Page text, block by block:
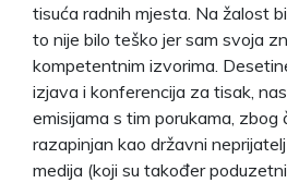
tisuća radnih mjesta. Na žalost
to nije bilo teško jer sam svoja
kompetentnim izvorima.
izjava i konferencija za tisak,
emisijama s tim porukama, zbog
razapinjan kao državni
medija (koji su također